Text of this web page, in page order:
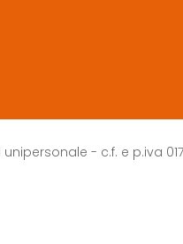
- c.f. e p.iva